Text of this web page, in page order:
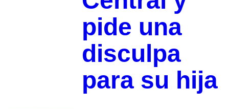
pide una
disculpa
para su hija